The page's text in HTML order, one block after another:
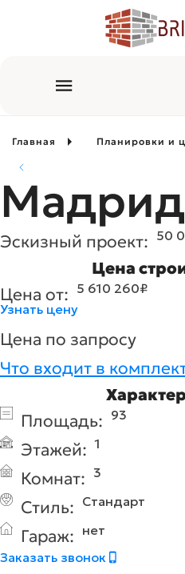
Главная Планировки и
Мадрид
Эскизный проект: 50
Цена
Цена от:
₽
5 610 260
Узнать цену
Цена по запросу
Что входит в
Площадь: 93
Этажей: 1
Комнат: 3
Стиль: Стандарт
Гараж: нет
Заказать звонок